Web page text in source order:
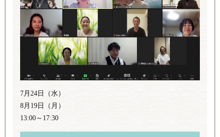
7月24日（水）
8月19日（月）
13:00～17:30